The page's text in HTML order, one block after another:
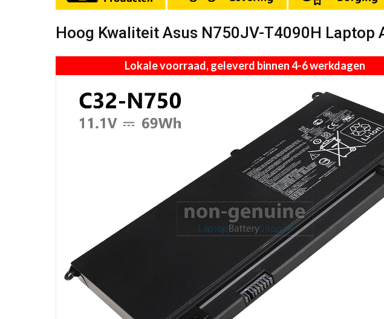
Hoog Kwaliteit Asus N750JV-T4090H Laptop
Lokale voorraad, geleverd binnen 4-6 werkdagen